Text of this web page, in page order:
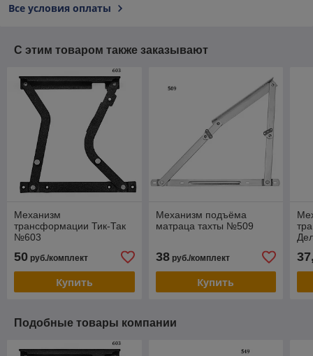
Все условия оплаты
С этим товаром также заказывают
Механизм
трансформации Тик-Так
№603
50 руб./комплект
Купить
Механизм подъёма
матраца тахты №509
38руб./комплект
Купить
Подобные товары компании